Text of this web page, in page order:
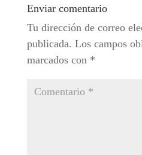
Enviar comentario
Tu dirección de correo
publicada. Los campos
marcados con *